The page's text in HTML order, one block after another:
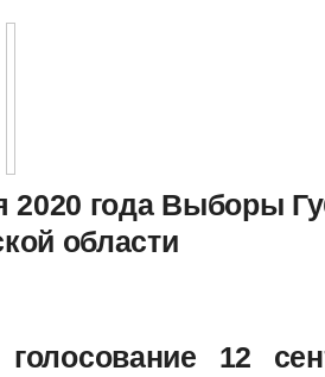
2020 года Выборы
области
голосование 12